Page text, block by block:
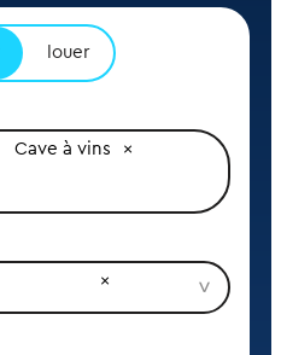
louer
Cave à vins